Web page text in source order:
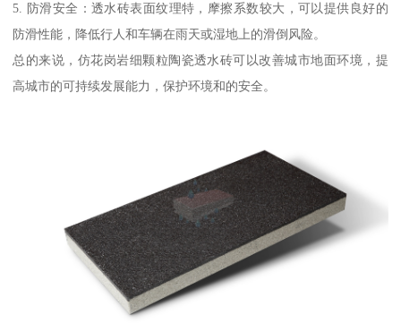
5. 防滑安全：透水砖表面纹理特，摩擦系数较大，可以提供良好的
防滑性能，降低行人和车辆在雨天或湿地上的滑倒风险。
总的来说，仿花岗岩细颗粒陶瓷透水砖可以改善城市地面环境，提
高城市的可持续发展能力，保护环境和的安全。